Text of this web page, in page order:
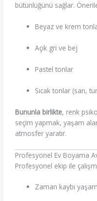
bütünlüğünü sağlar.
Beyaz ve krem
Açık gri ve bej
Pastel tonlar
Sıcak tonlar (sarı,
Bununla birlikte, renk
seçim yapmak, yaşam
atmosfer yaratır.
Profesyonel Ev Boyama
Profesyonel ekip ile
Zaman kaybı